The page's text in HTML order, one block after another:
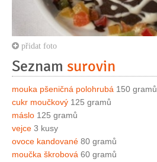
přidat foto
Seznam surovin
mouka pšeničná polohrubá 150 gramů
cukr moučkový 125 gramů
máslo 125 gramů
vejce 3 kusy
ovoce kandované 80 gramů
moučka škrobová 60 gramů